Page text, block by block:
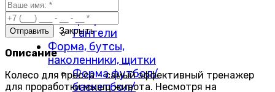
Грифы
Гантели
Форма, бутсы,
наколенники, щитки
Форма футбол/
баскетбол/
Закрыть
Описание
Колесо для пресса – самый эффективный тренажер
для проработки мышц живота. Несмотря на